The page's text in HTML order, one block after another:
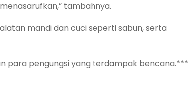
tambahnya.
mandi dan cuci seperti sabun, serta
para pengungsi yang terdampak bencana.***